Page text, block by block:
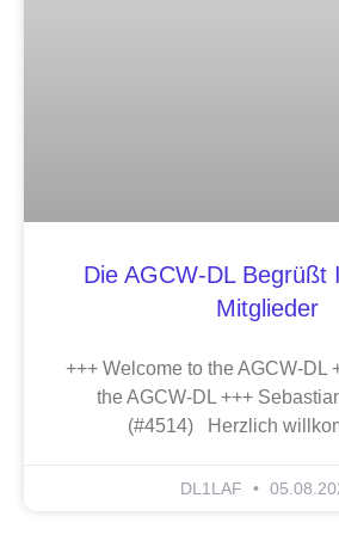
Die AGCW-DL Begrüßt
Mitglieder
+++ Welcome to the AGCW-DL
the AGCW-DL +++
(#4514) Herzlich
DL1LAF